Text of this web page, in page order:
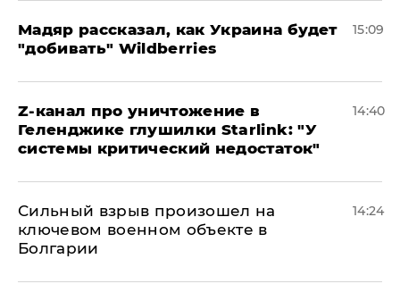
Мадяр рассказал, как Украина будет
"добивать" Wildberries
15:09
Z-канал про уничтожение в
Геленджике глушилки Starlink: "У
системы критический недостаток"
14:40
Сильный взрыв произошел на
ключевом военном объекте в
Болгарии
14:24